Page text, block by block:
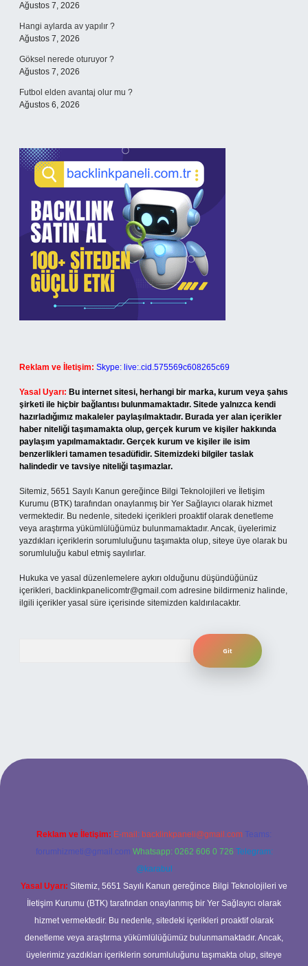
Ağustos 7, 2026
Hangi aylarda av yapılır ?
Ağustos 7, 2026
Göksel nerede oturuyor ?
Ağustos 7, 2026
Futbol elden avantaj olur mu ?
Ağustos 6, 2026
Reklam ve İletişim: Skype: live:.cid.575569c608265c69
Yasal Uyarı: Bu internet sitesi, herhangi bir marka, kurum veya şahıs
şirketi ile hiçbir bağlantısı bulunmamaktadır. Sitede yalnızca kendi
hazırladığımız makaleler paylaşılmaktadır. Burada yer alan içerikler
haber niteliği taşımamakta olup, gerçek kurum ve kişiler hakkında
paylaşım yapılmamaktadır. Gerçek kurum ve kişiler ile isim
benzerlikleri tamamen tesadüfidir. Sitemizdeki bilgiler taslak
halindedir ve tavsiye niteliği taşımazlar.
Sitemiz, 5651 Sayılı Kanun gereğince Bilgi Teknolojileri ve İletişim
Kurumu (BTK) tarafından onaylanmış bir Yer Sağlayıcı olarak hizmet
vermektedir. Bu nedenle, sitedeki içerikleri proaktif olarak denetleme
veya araştırma yükümlülüğümüz bulunmamaktadır. Ancak, üyelerimiz
yazdıkları içeriklerin sorumluluğunu taşımakta olup, siteye üye olarak bu
sorumluluğu kabul etmiş sayılırlar.
Hukuka ve yasal düzenlemelere aykırı olduğunu düşündüğünüz
içerikleri, backlinkpanelicomtr@gmail.com adresine bildirmeniz halinde,
ilgili içerikler yasal süre içerisinde sitemizden kaldırılacaktır.
betexper
Reklam ve İletişim: E-mail: backlinkpaneli@gmail.com Teams:
forumhizmeti@gmail.com Whatsapp: 0262 606 0 726 Telegram:
@karabul
Yasal Uyarı: Sitemiz, 5651 Sayılı Kanun gereğince Bilgi Teknolojileri ve
İletişim Kurumu (BTK) tarafından onaylanmış bir Yer Sağlayıcı olarak
hizmet vermektedir. Bu nedenle, sitedeki içerikleri proaktif olarak
denetleme veya araştırma yükümlülüğümüz bulunmamaktadır. Ancak,
üyelerimiz yazdıkları içeriklerin sorumluluğunu taşımakta olup, siteye